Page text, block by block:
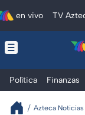
en vivo TV
Política Finanzas
Azteca Noticias